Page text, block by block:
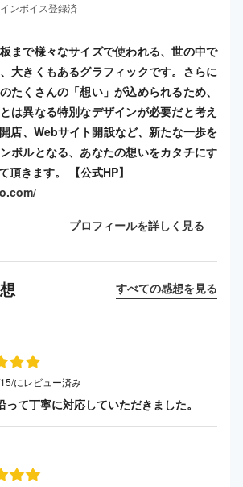
インボイス登録済
まで様々なサイズで使われる、世の中で
大きくもあるグラフィックです。さらに
たくさんの「想い」が込められるため、
は異なる特別なデザインが必要だと考え
店、Webサイト開設など、新たな一歩を
ボルとなる、あなたの想いをカタチにす
頂きます。 【公式HP】
プロフィールを詳しく見る
すべての感想を見る
にレビュー済み
って丁寧に対応していただきました。